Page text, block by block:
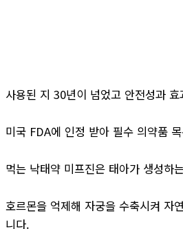
사용된 지 30년이 넘었고 안전성과 효
미국 FDA에 인정 받아 필수 의약품
먹는 낙태약 미프진은 태아가 생성하
호르몬을 억제해 자궁을 수축시켜 자
니다.